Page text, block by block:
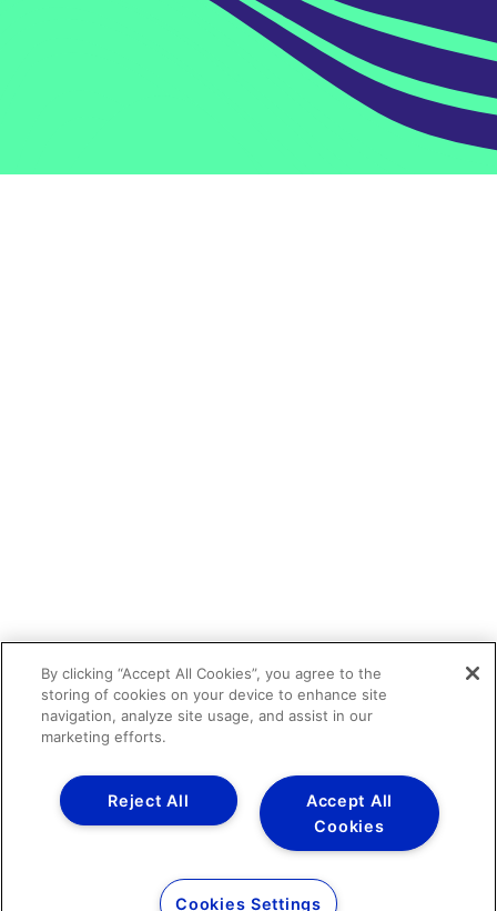
By clicking “Accept All Cookies”, you agree to the
storing of cookies on your device to enhance site
navigation, analyze site usage, and assist in our
marketing efforts.
Accept All
Cookies
Reject All
Cookies Settings